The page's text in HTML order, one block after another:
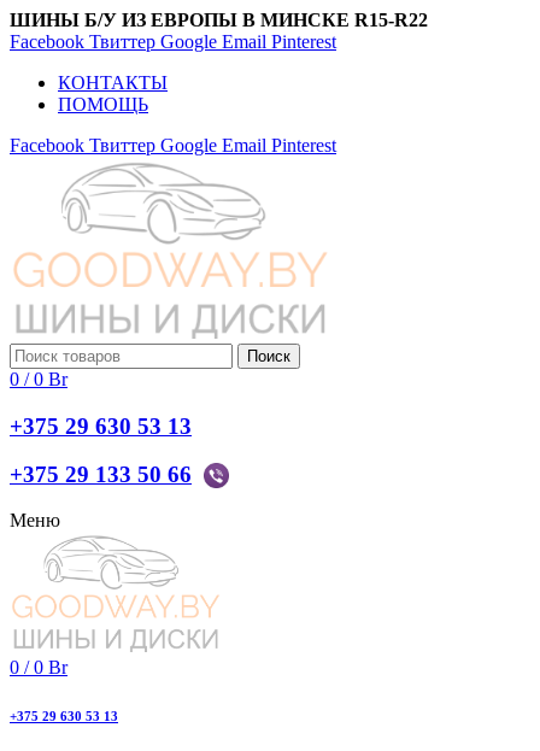
ШИНЫ Б/У ИЗ ЕВРОПЫ В МИНСКЕ R15-R22
Facebook Твиттер Google Email Pinterest
КОНТАКТЫ
ПОМОЩЬ
Facebook Твиттер Google Email Pinterest
Поиск
0 / 0 Br
+375 29 630 53 13
+375 29 133 50 66
Меню
0 / 0 Br
+375 29 630 53 13